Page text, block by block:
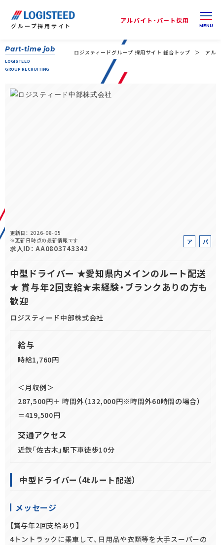
グループ採用サイト
アルバイト・パート採用
アルバイト・パート採用
Part-time job
LOGISTEED
GROUP RECRUITING
ロジスティードグループ 採用サイト 総合トップ アル
更新日
2026-08-05
※更新日時点の最新情報です
求人ID AA0803743342
ア
イ
ト
パ
中型ドライバー ★愛知県内メインのルート配送
★ 賞与年2回支給★未経験・ブランクありの方も
歓迎
ロジスティード中部株式会社
給与
時給1,760円
＜月収例＞
287,500円＋ 時間外（132,000円※時間外60時間の場合）
＝419,500円
交通アクセス
近鉄「佐古木」駅下車徒歩10分
中型ドライバー（4tルート配送）
メッセージ
【賞与年2回支給あり】
4トントラックに乗車して、日用品や衣類等を大手スーパーの